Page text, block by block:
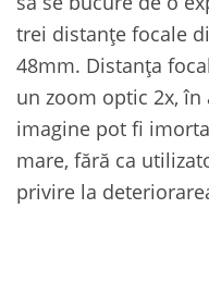
trei distanțe focale
48mm. Distanța
un zoom optic 2x,
imagine pot fi
mare, fără ca
privire la